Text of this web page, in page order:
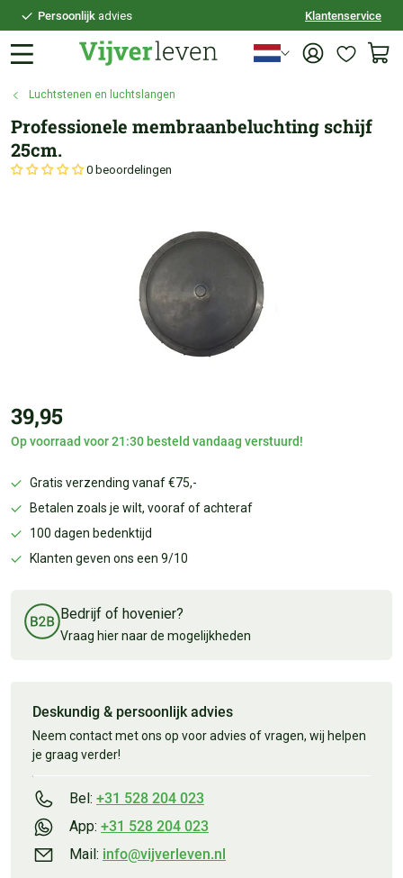
Persoonlijk advies
21:30besteld,vandaagverzonden
Persoonlijkadvies
Klantenservice
Luchtstenen en luchtslangen
Professionele membraanbeluchting schijf
25cm.
0 beoordelingen
39,95
Op voorraad voor 21:30 besteld vandaag verstuurd!
Gratis verzending vanaf €75,-
Betalen zoals je wilt, vooraf of achteraf
100 dagen bedenktijd
Klanten geven ons een 9/10
Bedrijf of hovenier?
Vraag hier naar de mogelijkheden
Deskundig & persoonlijk advies
Neem contact met ons op voor advies of vragen, wij helpen
je graag verder!
Bel: +31 528 204 023
App: +31 528 204 023
Mail: info@vijverleven.nl